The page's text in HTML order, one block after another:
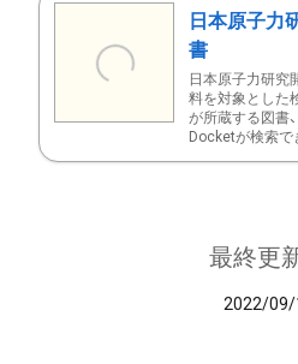
日本原子力
書
日本原子力研究
料を対象とした
が所蔵する図書、
Docketが検索で
最終更
2022/09/